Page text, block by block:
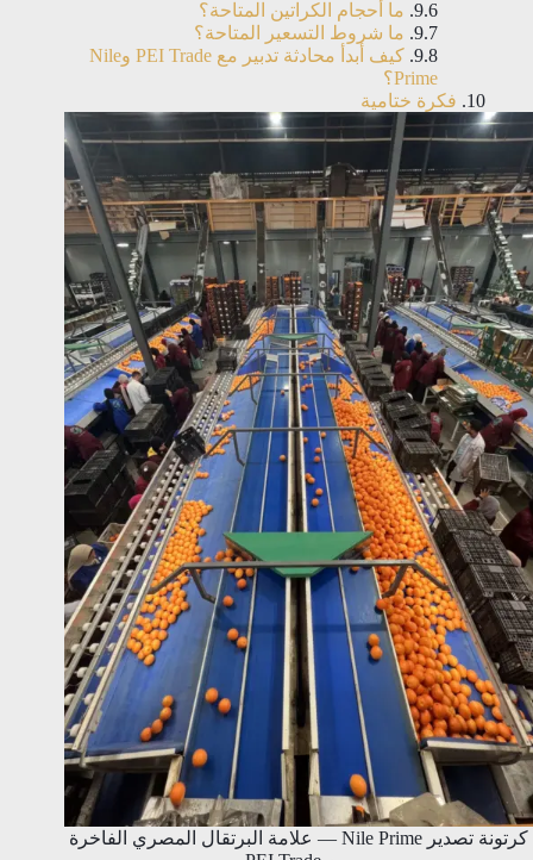
ما أحجام الكراتين المتاحة؟
ما شروط التسعير المتاحة؟
كيف أبدأ محادثة تدبير مع PEI Trade وNile
Prime؟
فكرة ختامية
كرتونة تصدير Nile Prime — علامة البرتقال المصري الفاخرة